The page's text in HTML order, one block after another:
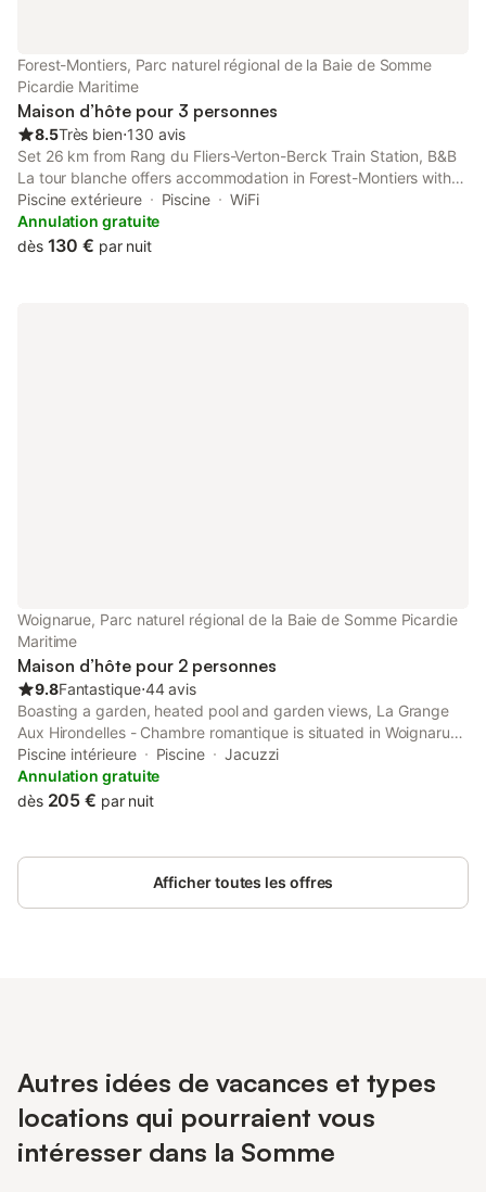
Forest-Montiers, Parc naturel régional de la Baie de Somme
Picardie Maritime
Maison d’hôte pour 3 personnes
8.5Très bien⋅130 avis
Set 26 km from Rang du Fliers-Verton-Berck Train Station, B&B
La tour blanche offers accommodation in Forest-Montiers with
access to a solarium.
Piscine extérieure Piscine
WiFi
Annulation gratuite
dès 130 € par nuit
Woignarue, Parc naturel régional de la Baie de Somme Picardie
Maritime
Maison d’hôte pour 2 personnes
9.8Fantastique⋅44 avis
Boasting a garden, heated pool and garden views, La Grange
Aux Hirondelles - Chambre romantique is situated in Woignarue.
This property offers access to a terrace, a pool table, free
private parking and free WiFi.
Piscine intérieure Piscine
Jacuzzi
Annulation gratuite
dès 205 € par nuit
Afficher toutes les offres
Autres idées de vacances et types
locations qui pourraient vous
intéresser dans la Somme